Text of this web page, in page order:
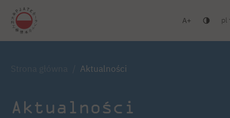
Warszawa Gdańsk Liceum Studia podyplomowe
A pl
Aktualności
Aktualności